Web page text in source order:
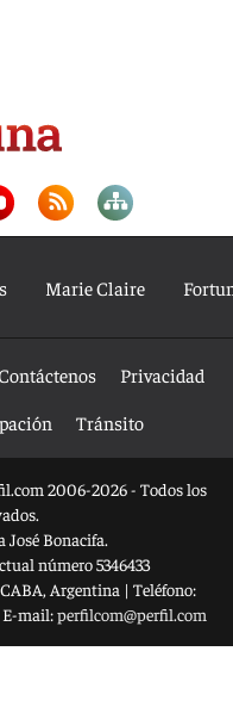
Marie Claire
Privacidad
Tránsito
2006-2026 - Todos los
José Bonacifa.
número 5346433
CABA, Argentina | Teléfono:
mail:perfilcom@perfil.com